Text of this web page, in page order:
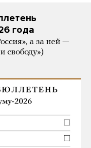
года
а за ней —
свободу»)